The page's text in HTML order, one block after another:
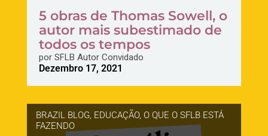
5 obras de Thomas Sowell, o
autor mais subestimado de
todos os tempos
porSFLB Autor Convidado
Dezembro 17, 2021
BRAZIL BLOG, EDUCAÇÃO, O QUE O SFLB ESTÁ
FAZENDO